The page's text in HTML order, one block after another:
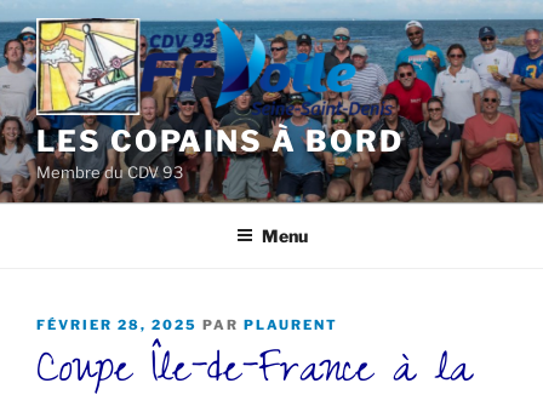
Aller
au
contenu
principal
LES COPAINS À BORD
Membre du CDV 93
Menu
PUBLIÉ
FÉVRIER 28, 2025 PAR PLAURENT
Coupe Île-de-France à la